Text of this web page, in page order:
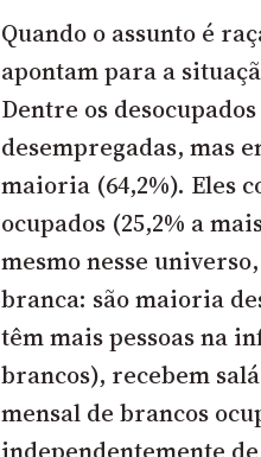
Quando o assunto é
apontam para a
Dentre os
desempregadas, mas
maioria (64,2%). Eles
ocupados (25,2% a
mesmo nesse
branca: são maioria
têm mais pessoas na
brancos), recebem
mensal de brancos